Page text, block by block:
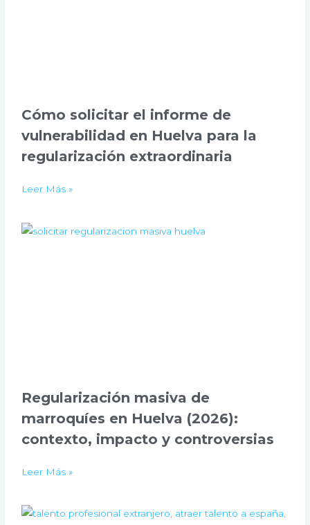
Cómo solicitar el informe de
vulnerabilidad en Huelva para la
regularización extraordinaria
Leer Más »
Regularización masiva de
marroquíes en Huelva (2026):
contexto, impacto y controversias
Leer Más »